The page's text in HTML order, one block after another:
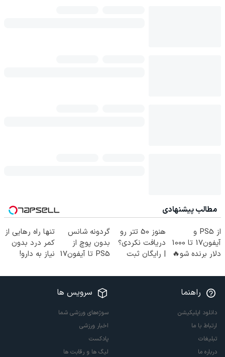
مطالب پیشنهادی
از PS5 و
آیفون17 تا 1000
دلار برنده شو🔥
بدون پوچ 💥
هنوز 50 تتر رو
دریافت نکردی؟
| رایگان ثبت
شروع کن!
گردونه شانس
بدون پوچ از
PS5 تا آیفون17
تنها راه رهایی از
کمر درد بدون
نیاز به دارو!
راهنما
دانلود اپلیکیشن
ارتباط با ما
تبلیغات
درباره ما
سرویس ها
سوژه‌های ورزشی شما
اخبار ورزشی
پادکست
لیگ ها و رقابت ها